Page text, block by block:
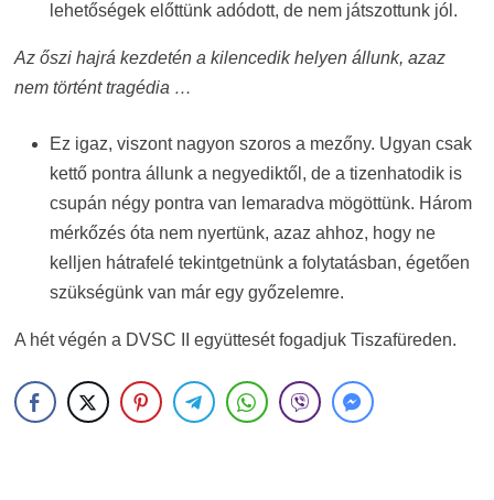
lehetőségek előttünk adódott, de nem játszottunk jól.
Az őszi hajrá kezdetén a kilencedik helyen állunk, azaz
nem történt tragédia …
Ez igaz, viszont nagyon szoros a mezőny. Ugyan csak
kettő pontra állunk a negyediktől, de a tizenhatodik is
csupán négy pontra van lemaradva mögöttünk. Három
mérkőzés óta nem nyertünk, azaz ahhoz, hogy ne
kelljen hátrafelé tekintgetnünk a folytatásban, égetően
szükségünk van már egy győzelemre.
A hét végén a DVSC II együttesét fogadjuk Tiszafüreden.